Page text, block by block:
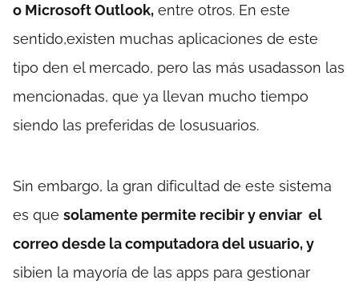
o Microsoft Outlook, entre otros. En este
sentido,existen muchas aplicaciones de este
tipo den el mercado, pero las más usadasson las
mencionadas, que ya llevan mucho tiempo
siendo las preferidas de losusuarios.
Sin embargo, la gran dificultad de este sistema
es que solamente permite recibir y enviar el
correo desde la computadora del usuario, y
sibien la mayoría de las apps para gestionar